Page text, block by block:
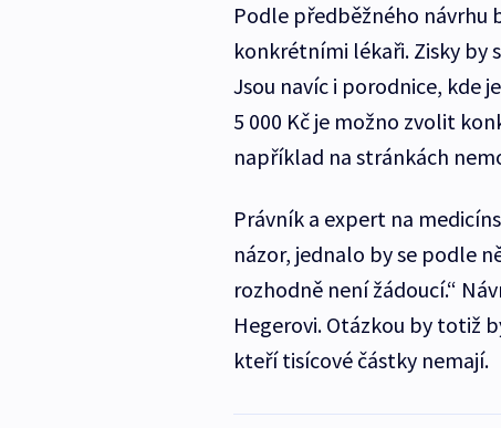
Podle předběžného návrhu
konkrétními lékaři. Zisky by
Jsou navíc i porodnice, kde
5 000 Kč je možno zvolit
například na stránkách
Právník a expert na
názor, jednalo by se podle
rozhodně není žádoucí.“
Hegerovi. Otázkou by totiž
kteří tisícové částky nemají.